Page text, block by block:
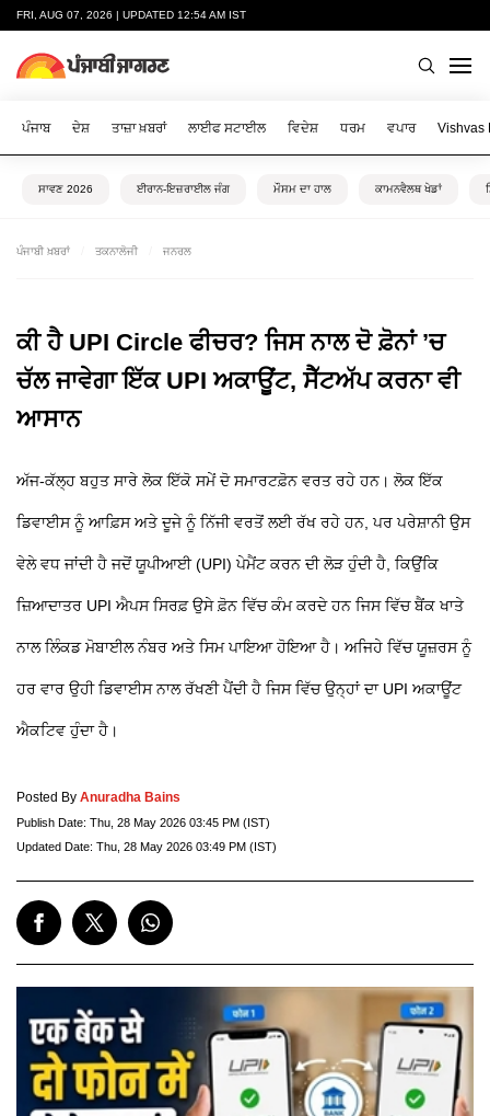
FRI, AUG 07, 2026 | UPDATED 12:54 AM IST
ਪੰਜਾਬ ਦੇਸ਼ ਤਾਜ਼ਾ ਖ਼ਬਰਾਂ ਲਾਈਫ ਸਟਾਈਲ ਵਿਦੇਸ਼ ਧਰਮ ਵਪਾਰ Vishvas
ਸਾਵਣ 2026 ਈਰਾਨ-ਇਜ਼ਰਾਈਲ ਜੰਗ ਮੌਸਮ ਦਾ ਹਾਲ ਕਾਮਨਵੈਲਥ ਖੇਡਾਂ
ਪੰਜਾਬੀ ਖ਼ਬਰਾਂ ਤਕਨਾਲੋਜੀ ਜਨਰਲ
ਕੀ ਹੈ UPI Circle ਫੀਚਰ? ਜਿਸ ਨਾਲ ਦੋ ਫ਼ੋਨਾਂ ’ਚ
ਚੱਲ ਜਾਵੇਗਾ ਇੱਕ UPI ਅਕਾਊਂਟ, ਸੈੱਟਅੱਪ ਕਰਨਾ ਵੀ
ਆਸਾਨ
ਅੱਜ-ਕੱਲ੍ਹ ਬਹੁਤ ਸਾਰੇ ਲੋਕ ਇੱਕੋ ਸਮੇਂ ਦੋ ਸਮਾਰਟਫ਼ੋਨ ਵਰਤ ਰਹੇ ਹਨ। ਲੋਕ ਇੱਕ
ਡਿਵਾਈਸ ਨੂੰ ਆਫ਼ਿਸ ਅਤੇ ਦੂਜੇ ਨੂੰ ਨਿੱਜੀ ਵਰਤੋਂ ਲਈ ਰੱਖ ਰਹੇ ਹਨ, ਪਰ ਪਰੇਸ਼ਾਨੀ ਉਸ
ਵੇਲੇ ਵਧ ਜਾਂਦੀ ਹੈ ਜਦੋਂ ਯੂਪੀਆਈ (UPI) ਪੇਮੈਂਟ ਕਰਨ ਦੀ ਲੋੜ ਹੁੰਦੀ ਹੈ, ਕਿਉਂਕਿ
ਜ਼ਿਆਦਾਤਰ UPI ਐਪਸ ਸਿਰਫ਼ ਉਸੇ ਫ਼ੋਨ ਵਿੱਚ ਕੰਮ ਕਰਦੇ ਹਨ ਜਿਸ ਵਿੱਚ ਬੈਂਕ ਖਾਤੇ
ਨਾਲ ਲਿੰਕਡ ਮੋਬਾਈਲ ਨੰਬਰ ਅਤੇ ਸਿਮ ਪਾਇਆ ਹੋਇਆ ਹੈ। ਅਜਿਹੇ ਵਿੱਚ ਯੂਜ਼ਰਸ ਨੂੰ
ਹਰ ਵਾਰ ਉਹੀ ਡਿਵਾਈਸ ਨਾਲ ਰੱਖਣੀ ਪੈਂਦੀ ਹੈ ਜਿਸ ਵਿੱਚ ਉਨ੍ਹਾਂ ਦਾ UPI ਅਕਾਊਂਟ
ਐਕਟਿਵ ਹੁੰਦਾ ਹੈ।
Posted By Anuradha Bains
Publish Date: Thu, 28 May 2026 03:45 PM (IST)
Updated Date: Thu, 28 May 2026 03:49 PM (IST)